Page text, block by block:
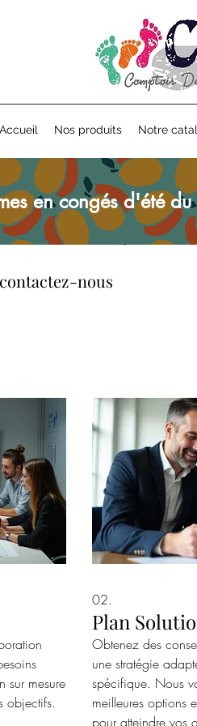
Accueil Nos produits Notre
en congés
nous
sur mesure
objectifs.
02.
Plan
Obtenez des
une stratégie
spécifique. Nous
meilleures options
pour atteindre vos